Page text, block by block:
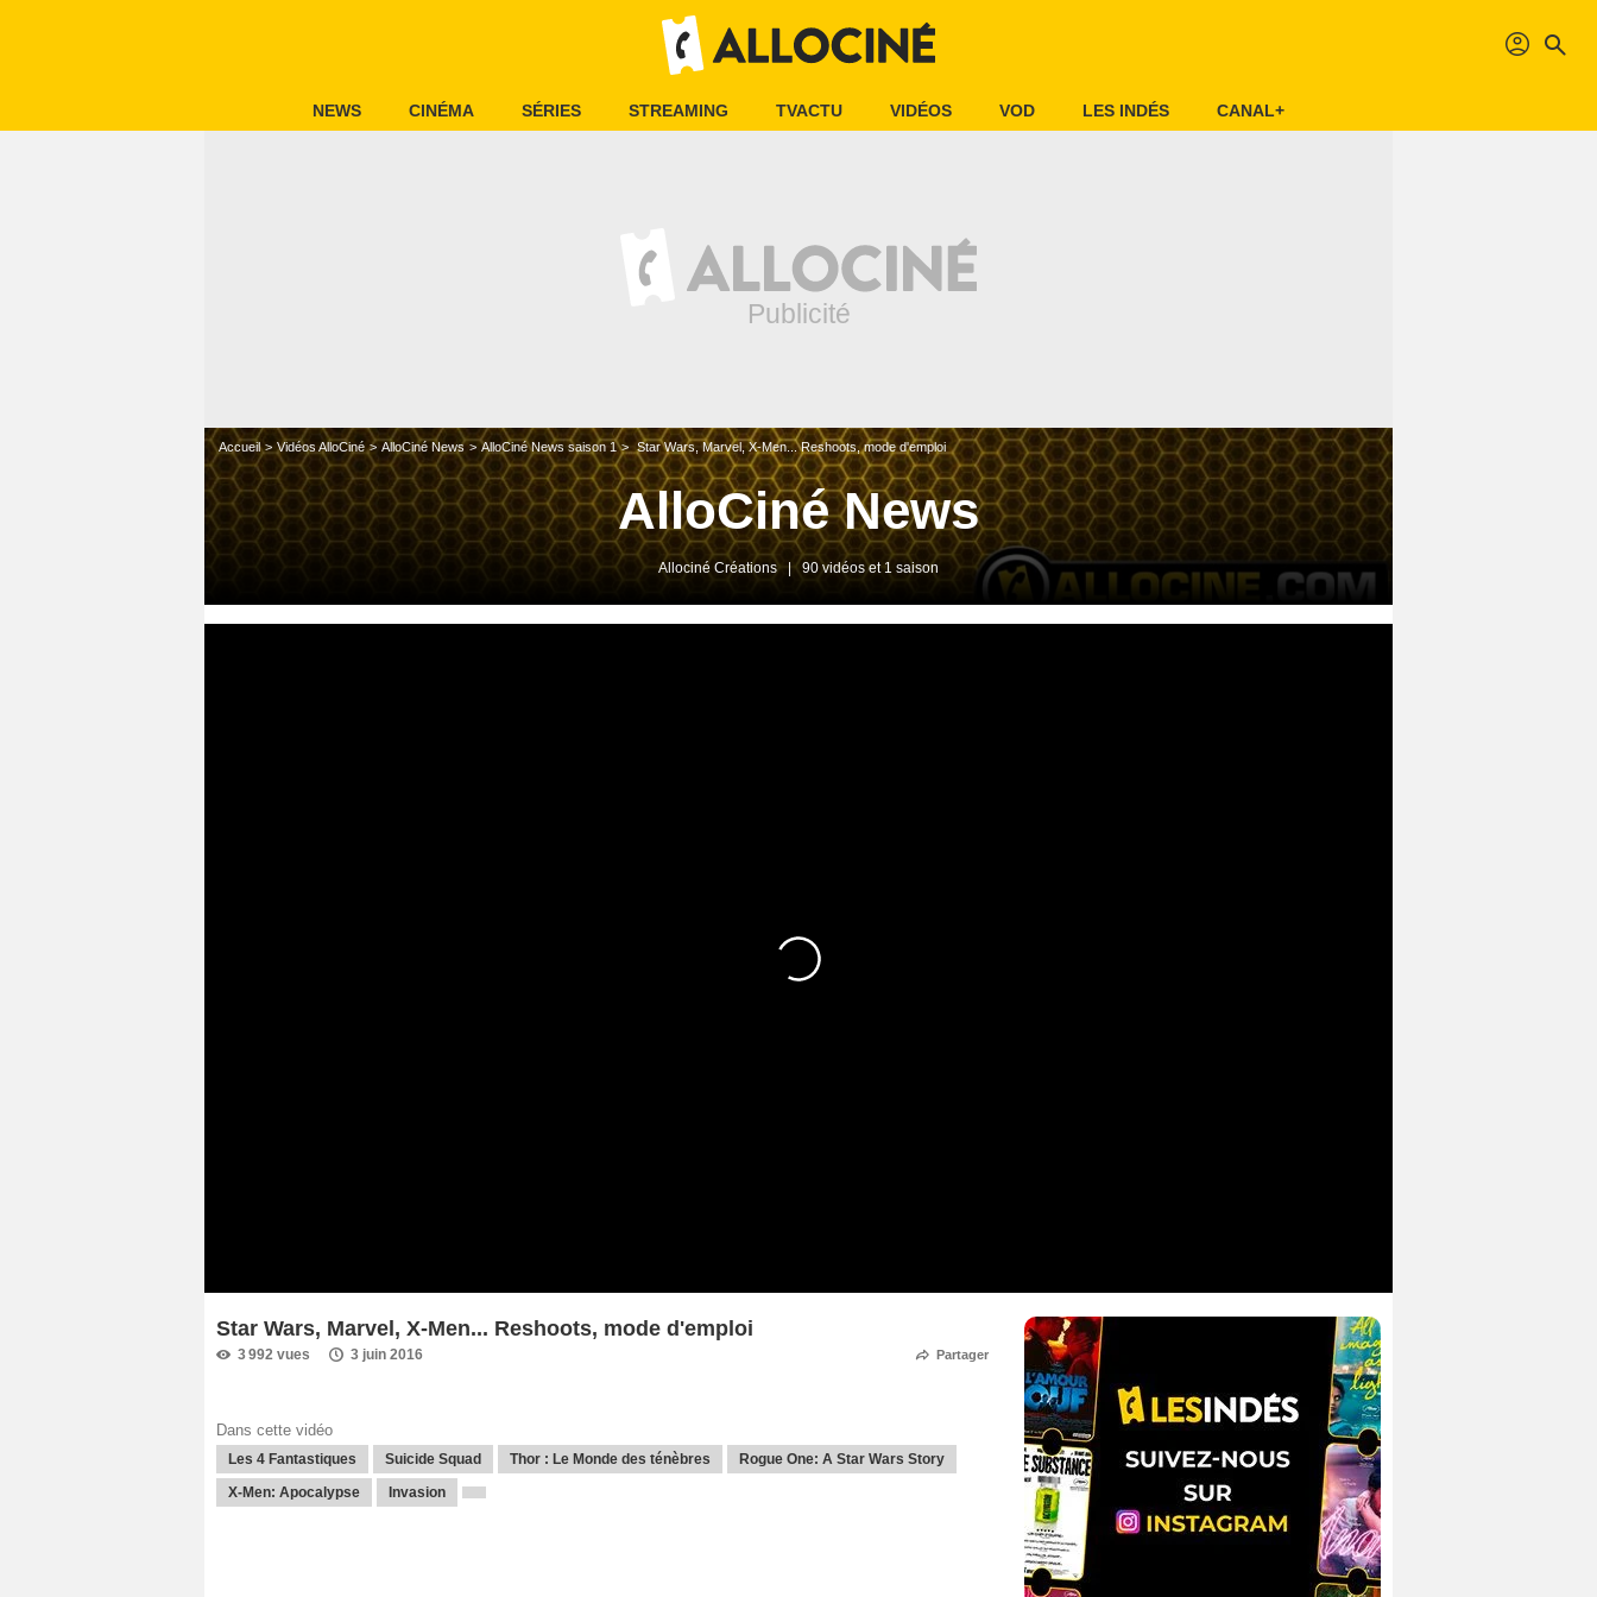
profil search
NEWS CINÉMA SÉRIES STREAMING TVACTU VIDÉOS VOD LES INDÉS CANAL+
Accueil Vidéos AlloCiné AlloCiné News AlloCiné News saison 1 Star Wars, Marvel, X-Men... Reshoots, mode d'emploi
AlloCiné News
Allociné Créations | 90 vidéos et 1 saison
Star Wars, Marvel, X-Men... Reshoots, mode d'emploi
3 992 vues 3 juin 2016 Partager
Dans cette vidéo
Les 4 Fantastiques Suicide Squad Thor : Le Monde des ténèbres Rogue One: A Star Wars Story
X-Men: Apocalypse Invasion